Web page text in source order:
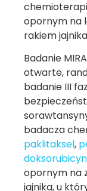
opornym na
rakiem
Badanie
otwarte,
badanie III
badacza
paklitaksel,
opornym na
jajnika, u